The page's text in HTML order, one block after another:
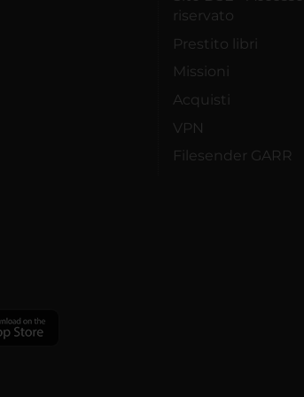
riservato
Prestito libri
Missioni
Acquisti
VPN
Filesender GARR